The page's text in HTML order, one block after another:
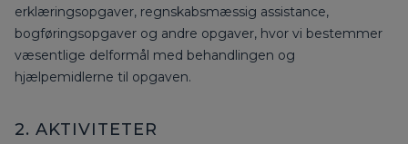
erklæringsopgaver, regnskabsmæssig assistance,
bogføringsopgaver og andre opgaver, hvor vi bestemmer
væsentlige delformål med behandlingen og
hjælpemidlerne til opgaven.
2. AKTIVITETER